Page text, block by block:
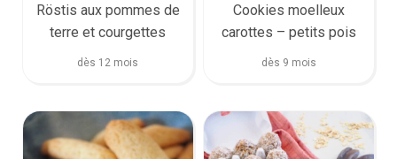
Röstis aux pommes de
terre et courgettes
dès 12 mois
Cookies moelleux
carottes – petits pois
dès 9 mois